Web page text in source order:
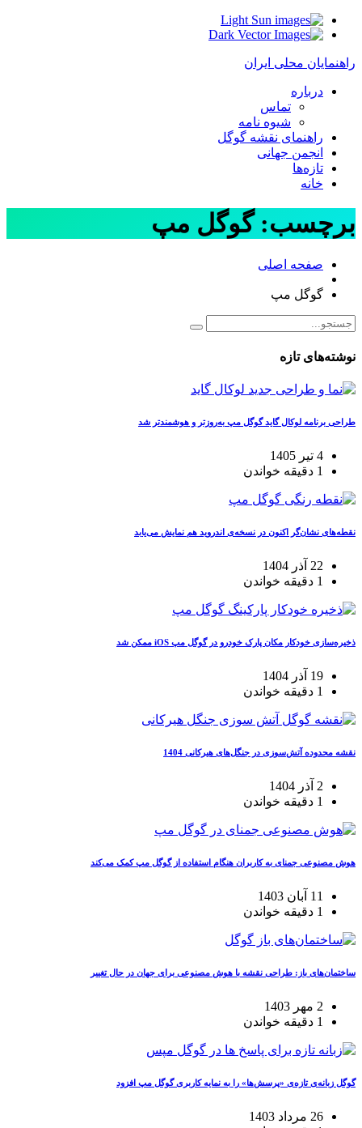
Light
Dark
راهنمایان محلی ایران
درباره
تماس
شیوه نامه
راهنمای نقشه گوگل
انجمن جهانی
تازه‌ها
خانه
برچسب:گوگل مپ
صفحه اصلی
گوگل مپ
نوشته‌های تازه
طراحی برنامه لوکال گاید گوگل مپ به‌روزتر و هوشمندتر شد
4 تیر 1405
1 دقیقه خواندن
نقطه‌های نشان‌گر اکنون در نسخه‌ی اندروید هم نمایش می‌یابد
22 آذر 1404
1 دقیقه خواندن
ذخیره‌سازی خودکار مکان پارک خودرو در گوگل مپ iOS ممکن شد
19 آذر 1404
1 دقیقه خواندن
نقشه محدوده آتش‌سوزی در جنگل‌های هیرکانی 1404
2 آذر 1404
1 دقیقه خواندن
هوش مصنوعی جمنای به کاربران هنگام استفاده از گوگل مپ کمک می‌کند
11 آبان 1403
1 دقیقه خواندن
ساختمان‌های باز: طراحی نقشه با هوش مصنوعی برای جهان در حال تغییر
2 مهر 1403
1 دقیقه خواندن
گوگل زبانه‌ی تازه‌ی «پرسش‌ها» را به نمایه کاربری گوگل مپ افزود
26 مرداد 1403